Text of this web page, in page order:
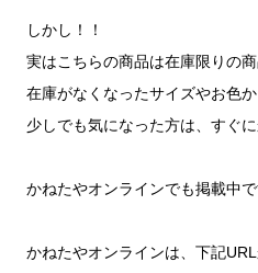
しかし！！
実はこちらの商品は在庫限りの
在庫がなくなったサイズやお色
少しでも気になった方は、すぐ
かねたやオンラインでも掲載中
かねたやオンラインは、下記URL